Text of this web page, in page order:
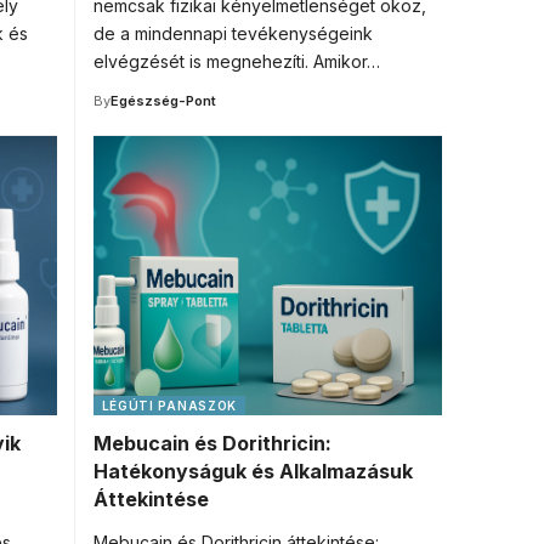
és
nemcsak fizikai kényelmetlenséget okoz,
de a mindennapi tevékenységeink
elvégzését is megnehezíti. Amikor…
ByEgészség-Pont
LÉGÚTI PANASZOK
Mebucain és Dorithricin:
Hatékonyságuk és Alkalmazásuk
Áttekintése